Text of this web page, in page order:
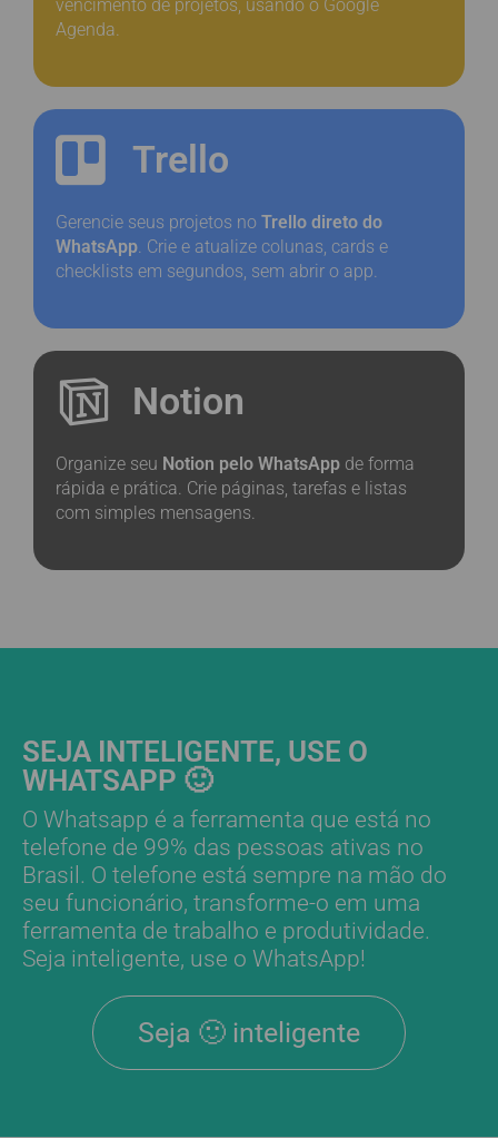
vencimento de projetos, usando o Google
Agenda.
Trello
Gerencie seus projetos no Trello direto do
WhatsApp. Crie e atualize colunas, cards e
checklists em segundos, sem abrir o app.
Notion
Organize seu Notion pelo WhatsApp de forma
rápida e prática. Crie páginas, tarefas e listas
com simples mensagens.
SEJA INTELIGENTE, USE O
WHATSAPP 🙂
O Whatsapp é a ferramenta que está no
telefone de 99% das pessoas ativas no
Brasil. O telefone está sempre na mão do
seu funcionário, transforme-o em uma
ferramenta de trabalho e produtividade.
Seja inteligente, use o WhatsApp!
Seja 🙂 inteligente